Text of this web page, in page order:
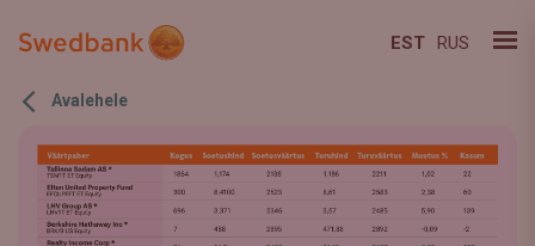
EST RUS
Avalehele